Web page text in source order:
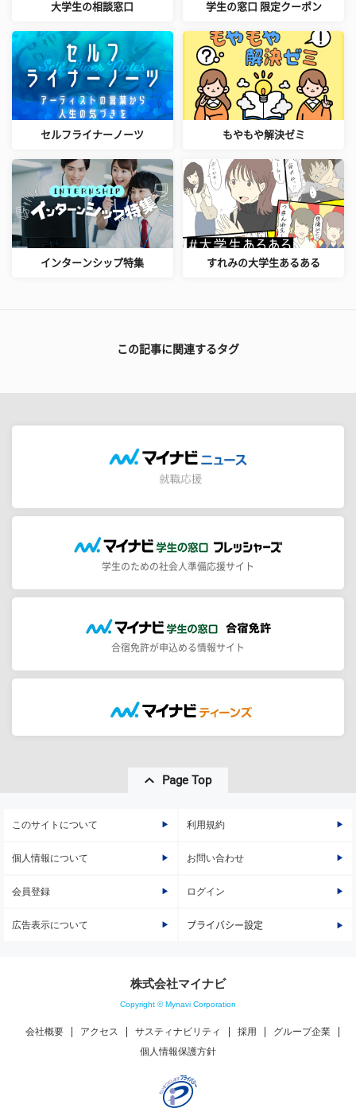
大学生の相談窓口 学生の窓口 限定クーポン
セルフライナーノーツ もやもや解決ゼミ
インターンシップ特集 すれみの大学生あるある
この記事に関連するタグ
学生のための社会人準備応援サイト
合宿免許が申込める情報サイト
Page Top
このサイトについて 利用規約
個人情報について お問い合わせ
会員登録 ログイン
広告表示について プライバシー設定
株式会社マイナビ
Copyright © Mynavi Corporation
会社概要 アクセス サスティナビリティ 採用
グループ企業
個人情報保護方針